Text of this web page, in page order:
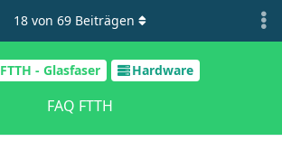
FTTH - Glasfaser Hardware
FAQ FTTH
18von 69Beiträgen